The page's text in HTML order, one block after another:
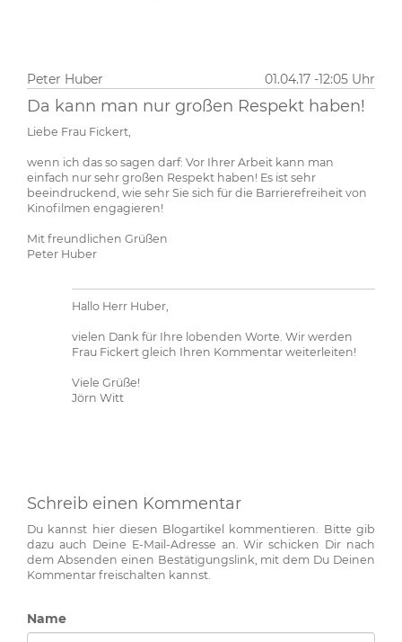
Peter Huber 01.04.17 -12:05 Uhr
Da kann man nur großen Respekt haben!
Liebe Frau Fickert,
wenn ich das so sagen darf: Vor Ihrer Arbeit kann man
einfach nur sehr großen Respekt haben! Es ist sehr
beeindruckend, wie sehr Sie sich für die Barrierefreiheit von
Kinofilmen engagieren!
Mit freundlichen Grüßen
Peter Huber
Hallo Herr Huber,
vielen Dank für Ihre lobenden Worte. Wir werden
Frau Fickert gleich Ihren Kommentar weiterleiten!
Viele Grüße!
Jörn Witt
Schreib einen Kommentar
Du kannst hier diesen Blogartikel kommentieren. Bitte gib
dazu auch Deine E-Mail-Adresse an. Wir schicken Dir nach
dem Absenden einen Bestätigungslink, mit dem Du Deinen
Kommentar freischalten kannst.
Name